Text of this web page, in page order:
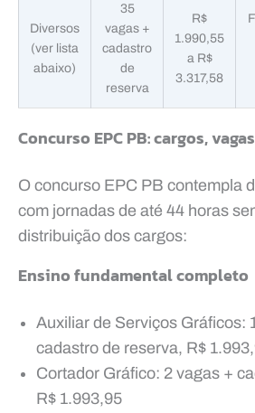
Diversos
(ver lista
abaixo)
35
vagas +
cadastro
de
reserva
R$
1.990,55
a R$
3.317,58
Concurso EPC PB: cargos,
O concurso EPC PB contempla
com jornadas de até 44 horas
distribuição dos cargos:
Ensino fundamental completo
Auxiliar de Serviços Gráficos:
cadastro de reserva, R$
Cortador Gráfico: 2 vagas +
R$ 1.993,95